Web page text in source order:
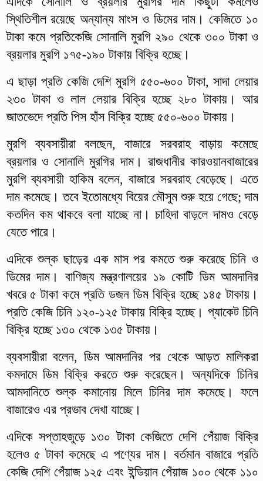
স্থিতিশীল রয়েছে অন্যান্য মাংস ও ডিমের দাম। কেজিতে ১০
টাকা কমে প্রতিকেজি সোনালি মুরগি ২৯০ থেকে ৩০০ টাকা ও
ব্রয়লার মুরগি ১৭৫-১৯০ টাকায় বিক্রি হচ্ছে।
এ ছাড়া প্রতি কেজি দেশি মুরগি ৫৫০-৬০০ টাকা, সাদা লেয়ার
২৩০ টাকা ও লাল লেয়ার বিক্রি হচ্ছে ২৮০ টাকায়। আর
জাতভেদে প্রতি পিস হাঁস বিক্রি হচ্ছে ৫৫০-৬০০ টাকায়।
মুরগি ব্যবসায়ীরা বলছেন, বাজারে সরবরাহ বাড়ায় কমেছে
ব্রয়লার ও সোনালি মুরগির দাম। রাজধানীর কারওয়ানবাজারের
মুরগি ব্যবসায়ী হাকিম বলেন, বাজারে সরবরাহ বেড়েছে। এতে
দাম কমেছে। তবে ইতোমধ্যে বিয়ের মৌসুম শুরু হয়ে গেছে; দাম
কতদিন কম থাকবে বলা যাচ্ছে না। চাহিদা বাড়লে দামও বেড়ে
যেতে পারে।
এদিকে শুল্ক ছাড়ের এক মাস পর কমতে শুরু করেছে চিনি ও
ডিমের দাম। বাণিজ্য মন্ত্রণালয়ের ১৯ কোটি ডিম আমদানির
খবরে ৫ টাকা কমে প্রতি ডজন ডিম বিক্রি হচ্ছে ১৪৫ টাকায়।
প্রতি কেজি চিনি ১২০-১২৫ টাকায় বিক্রি হচ্ছে। প্যাকেট চিনি
বিক্রি হচ্ছে ১৩০ থেকে ১৩৫ টাকায়।
ব্যবসায়ীরা বলেন, ডিম আমদানির পর থেকে আড়ত মালিকরা
কমদামে ডিম বিক্রি করতে শুরু করেছেন। অন্যদিকে চিনির
আমদানিতে শুল্ক কমানোয় মিলে চিনির দাম কমেছে। ফলে
বাজারেও এর প্রভাব দেখা যাচ্ছে।
এদিকে সপ্তাহজুড়ে ১৩০ টাকা কেজিতে দেশি পেঁয়াজ বিক্রি
হলেও ৫ টাকা কমেছে এ পণ্যের দাম। বর্তমান বাজারে প্রতি
কেজি দেশি পেঁয়াজ ১২৫ এবং ইন্ডিয়ান পেঁয়াজ ১০০ থেকে ১১০